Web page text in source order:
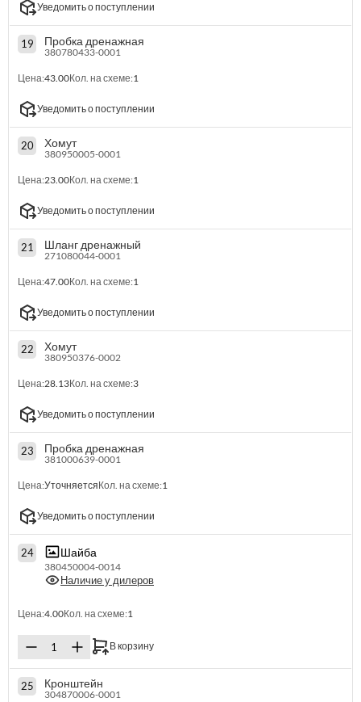
Уведомить о поступлении
19 Пробка дренажная
380780433-0001
Цена:43.00Кол. на схеме:1
Уведомить о поступлении
20 Хомут
380950005-0001
Цена:23.00Кол. на схеме:1
Уведомить о поступлении
21 Шланг дренажный
271080044-0001
Цена:47.00Кол. на схеме:1
Уведомить о поступлении
22 Хомут
380950376-0002
Цена:28.13Кол. на схеме:3
Уведомить о поступлении
23 Пробка дренажная
381000639-0001
Цена:УточняетсяКол. на схеме:1
Уведомить о поступлении
24 Шайба
380450004-0014
Наличие у дилеров
Цена:4.00Кол. на схеме:1
В корзину
25 Кронштейн
304870006-0001